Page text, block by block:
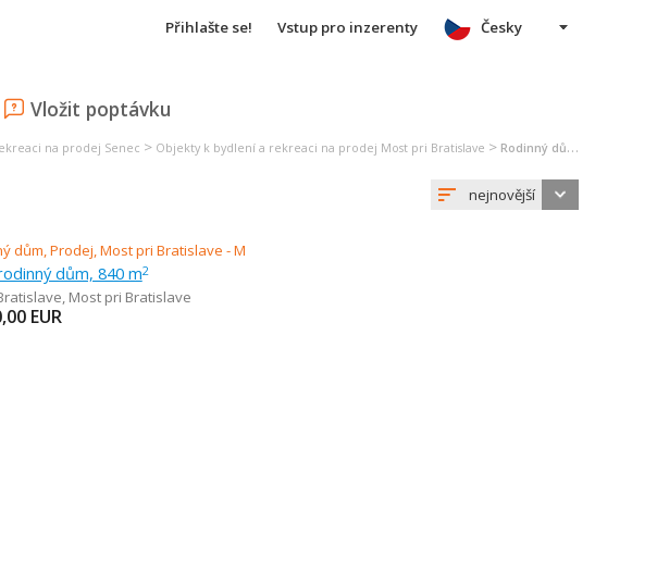
Přihlašte se! Vstup pro inzerenty
Vložit poptávku
Česky
na prodej Senec > Objekty k bydlení a rekreaci na prodej Most pri Bratislave > Rodinný dům na prodej Most pri Bratislave
nejnovější
dům, 840 m2
, Most pri Bratislave
EUR